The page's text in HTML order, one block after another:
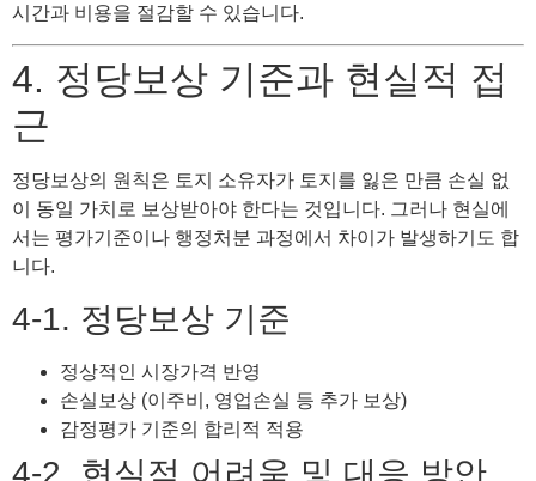
시간과 비용을 절감할 수 있습니다.
4. 정당보상 기준과 현실적 접
근
정당보상의 원칙은 토지 소유자가 토지를 잃은 만큼 손실 없
이 동일 가치로 보상받아야 한다는 것입니다. 그러나 현실에
서는 평가기준이나 행정처분 과정에서 차이가 발생하기도 합
니다.
4-1. 정당보상 기준
정상적인 시장가격 반영
손실보상 (이주비, 영업손실 등 추가 보상)
감정평가 기준의 합리적 적용
4-2. 현실적 어려움 및 대응 방안